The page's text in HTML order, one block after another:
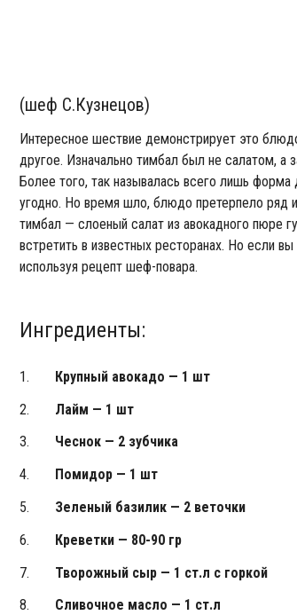
(шеф С.Кузнецов)
Интересное шествие демонстрирует это
другое. Изначально тимбал был не салатом, а
Более того, так называлась всего лишь форма
угодно. Но время шло, блюдо претерпело ряд
тимбал — слоеный салат из авокадного пюре
встретить в известных ресторанах. Но если
используя рецепт шеф-повара.
Ингредиенты:
Крупный авокадо — 1 шт
Лайм — 1 шт
Чеснок — 2 зубчика
Помидор — 1 шт
Зеленый базилик — 2 веточки
Креветки — 80-90 гр
Творожный сыр — 1 ст.л с горкой
Сливочное масло — 1 ст.л